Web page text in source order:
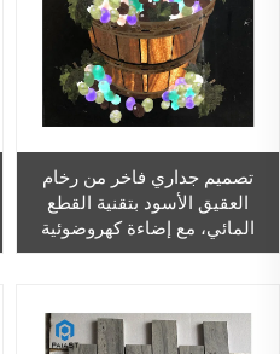
تصميم جداري فاخر من رخام
العقيق الأسود بتقنية القطع
المائي، مع إضاءة كهروضوئية
بتقنية LED، مثالي لتزيين الفنادق